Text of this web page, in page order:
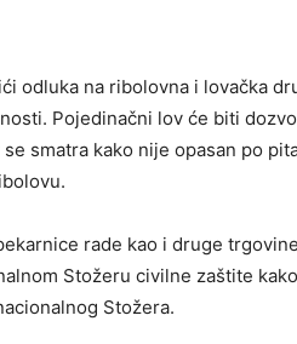
odluka na ribolovna i lovačka
Pojedinačni lov će biti
smatra kako nije opasan po
rade kao i druge
Stožeru civilne zaštite
Stožera.